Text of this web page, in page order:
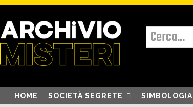
Cerca...
HOME SOCIETÀ SEGRETE SIMBOLOGIA